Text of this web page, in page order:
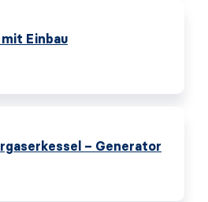
mit Einbau
– Generator